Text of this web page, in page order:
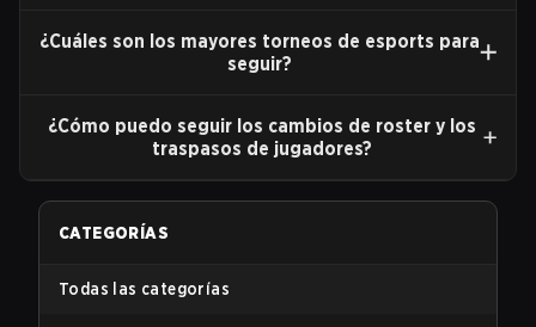
¿Cuáles son los mayores torneos de esports para
seguir?
¿Cómo puedo seguir los cambios de roster y los
traspasos de jugadores?
CATEGORÍAS
Todas las categorías